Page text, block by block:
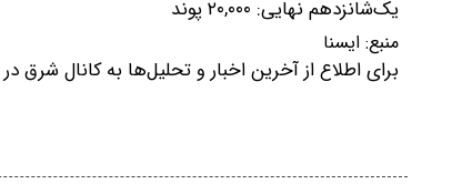
یک‌شانزدهم نهایی: ۲۰,۰۰۰ پوند
منبع: ایسنا
برای اطلاع از آخرین اخبار و تحلیل‌ها به کانال شرق در